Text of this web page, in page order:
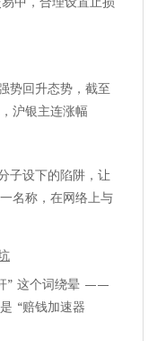
势回升态势，截至
沪银主连涨幅
子设下的陷阱，让
名称，在网络上与
” 这个词绕晕 ——
“赔钱加速器